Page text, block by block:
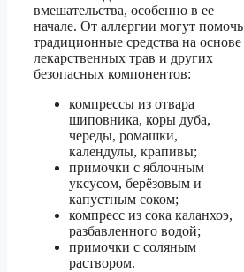
вмешательства, особенно в ее
начале. От аллергии могут помочь
традиционные средства на основе
лекарственных трав и других
безопасных компонентов:
компрессы из отвара
шиповника, коры дуба,
череды, ромашки,
календулы, крапивы;
примочки с яблочным
уксусом, берёзовым и
капустным соком;
компресс из сока каланхоэ,
разбавленного водой;
примочки с соляным
раствором.